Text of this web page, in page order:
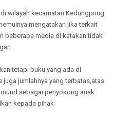
wilayah kecamatan Kedungpring
mengatakan jika terkait
beberapa media di katakan tidak
tetapi buku yang ada di
jumlahnya yang terbatas,atas
sebagai penyokong anak
kepada pihak